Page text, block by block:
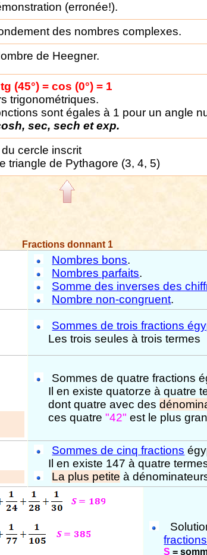
(erronée!).
des nombres complexes.
de Heegner.
(45°) = cos (0°) = 1
trigonométriques.
sont égales à 1 pour un angle
sec, sech et exp.
cercle inscrit
triangle de Pythagore (3, 4, 5)
Fractions donnant 1
Nombres bons.
Nombres parfaits.
Somme des inverses des
Nombre non-congruent.
Sommes de trois fractions
Les trois seules à trois termes
Sommes de quatre fractions
Il en existe quatorze à quatre
dont quatre avec des
ces quatre"42" est le plus
Sommes de cinq fractions
Il en existe 147 à quatre
La plus petite à
S =